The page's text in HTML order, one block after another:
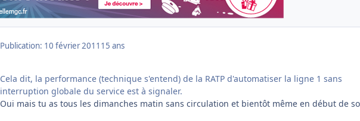
Publication: 10 février 2011 15 ans
Cela dit, la performance (technique s'entend) de la RATP d'automatiser la ligne 1 sans
interruption globale du service est à signaler.
Oui mais tu as tous les dimanches matin sans circulation et bientôt même en début de